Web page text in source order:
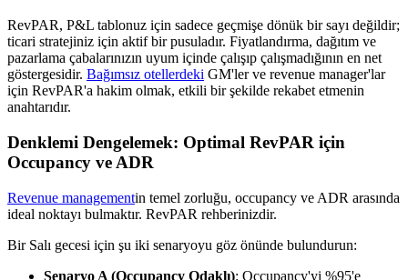
RevPAR, P&L tablonuz için sadece geçmişe dönük bir sayı değildir;
ticari stratejiniz için aktif bir pusuladır. Fiyatlandırma, dağıtım ve
pazarlama çabalarınızın uyum içinde çalışıp çalışmadığının en net
göstergesidir. Bağımsız otellerdeki GM'ler ve revenue manager'lar
için RevPAR'a hakim olmak, etkili bir şekilde rekabet etmenin
anahtarıdır.
Denklemi Dengelemek: Optimal RevPAR için
Occupancy ve ADR
Revenue managementin temel zorluğu, occupancy ve ADR arasında
ideal noktayı bulmaktır. RevPAR rehberinizdir.
Bir Salı gecesi için şu iki senaryoyu göz önünde bulundurun:
Senaryo A (Occupancy Odaklı): Occupancy'yi %95'e